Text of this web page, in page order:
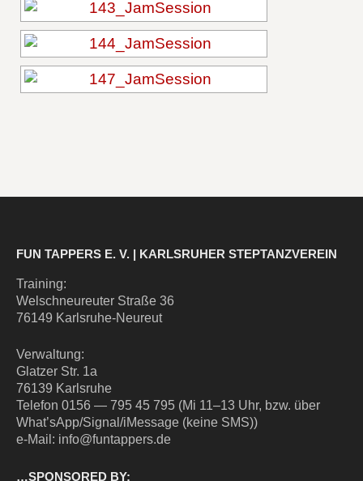
FUN TAPPERS E. V. | KARLSRUHER STEPTANZVEREIN
Trai­ning:
Wel­sch­neu­reu­ter Stra­ße 36
76149 Karlsruhe-Neureut
Ver­wal­tung:
Glat­zer Str. 1a
76139 Karlsruhe
Tele­fon 0156 — 795 45 795 (Mi 11–13 Uhr, bzw. über
What’sApp/Signal/iMessage (kei­ne SMS))
e‑Mail: info@funtappers.de
…SPONSORED BY: